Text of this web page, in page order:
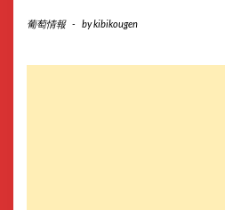
葡萄情報 - bykibikougen